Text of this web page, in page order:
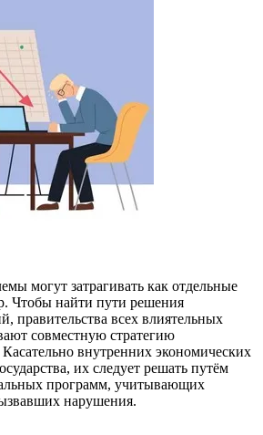
могут затрагивать как отдельные
Чтобы найти пути решения
правительства всех влиятельных
совместную стратегию
внутренних экономических
их следует решать путём
программ, учитывающих
нарушения.